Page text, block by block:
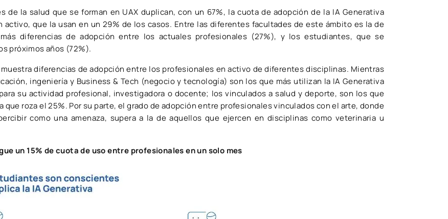
de la salud que se forman en UAX duplican, con un 67%, la cuota de adopción de la IA Generativa
que la usan en un 29% de los casos. Entre las diferentes facultades de este ámbito es la de
diferencias de adopción entre los actuales profesionales (27%), y los estudiantes, que se
próximos años (72%).
diferencias de adopción entre los profesionales en activo de diferentes disciplinas. Mientras
ingeniería y Business & Tech (negocio y tecnología) son los que más utilizan la IA Generativa
su actividad profesional, investigadora o docente; los vinculados a salud y deporte, son los que
que roza el 25%. Por su parte, el grado de adopción entre profesionales vinculados con el arte, donde
como una amenaza, supera a la de aquellos que ejercen en disciplinas como veterinaria u
un 15% de cuota de uso entre profesionales en un solo mes